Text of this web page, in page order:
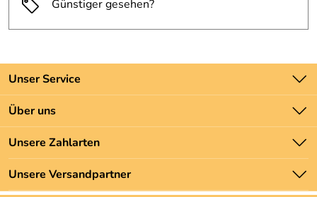
Günstiger gesehen?
Unser Service
Kontakt
Batteriegesetz
Newsletter
Zahlung und Versand
Über uns
Unsere Bestseller
Marken
Neu
Unsere Zahlarten
Unsere Versandpartner